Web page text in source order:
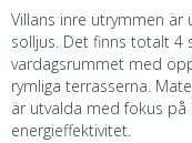
Villans inre utrymmen
solljus. Det finns totalt 4
vardagsrummet med
rymliga terrasserna.
är utvalda med fokus på
energieffektivitet.